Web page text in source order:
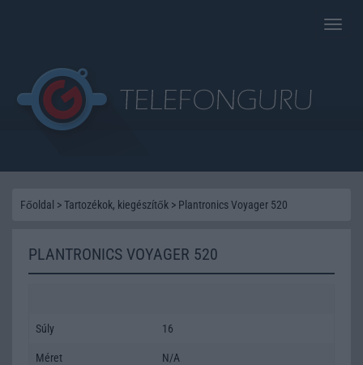
Toggle
Főoldal >Tartozékok, kiegészítők > Plantronics Voyager 520
PLANTRONICS VOYAGER 520
Súly 16
Méret N/A